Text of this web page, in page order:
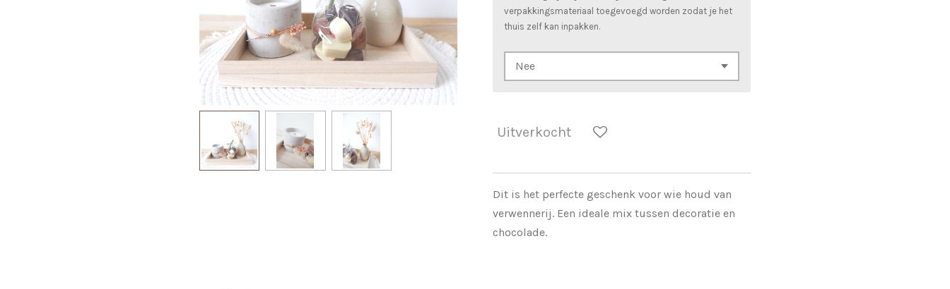
verpakkingsmateriaal toegevoegd worden zodat je het
thuis zelf kan inpakken.
Uitverkocht
Dit is het perfecte geschenk voor wie houd van
verwennerij. Een ideale mix tussen decoratie en
chocolade.